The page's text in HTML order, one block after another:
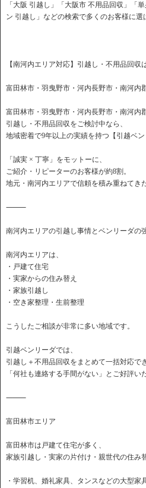
「大阪 引越し」「大阪市 不用品回収」「
ン 引越し」などの検索で多くのお客様に選
【南河内エリア対応】引越し・不用品回収
富田林市・羽曳野市・河内長野市・南河内
富田林市・羽曳野市・河内長野市・南河内
引越し・不用品回収をご検討中なら、
地域密着で9年以上の実績を持つ【引越ベン
「誠実 × 丁寧」をモットーに、
ご紹介・リピーターのお客様が約8割。
地元・南河内エリアで信頼を積み重ねてき
⸻
南河内エリアの引越し事情とベンリーダの
南河内エリアは、
・戸建て住宅
・実家からの住み替え
・家族引越し
・空き家整理・生前整理
こうしたご相談が非常に多い地域です。
引越ベンリーダでは、
引越し＋不用品回収をまとめて一括対応で
「何社も連絡する手間がない」とご好評い
⸻
富田林市エリア
富田林市は戸建て住宅が多く、
家族引越し・実家の片付け・親世代の住み
・学習机、婚礼家具、タンスなどの大型家